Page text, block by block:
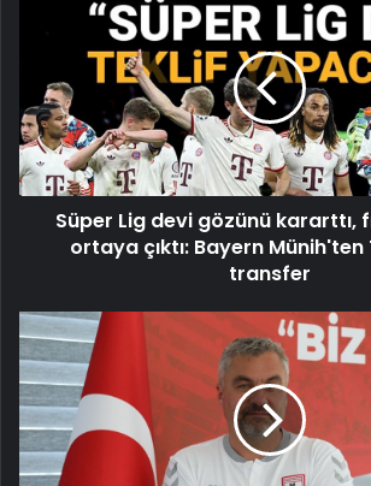
kararttı,
fırsat
imzası
ortaya
çıktı:
Bayern
Münih'ten
Süper Lig devi gözünü kararttı,
ortaya çıktı: Bayern
transfer
Thomas
Reis'ten
iddialı
açıklama:
"Baskı
Galatasaray'ın
üstünde"